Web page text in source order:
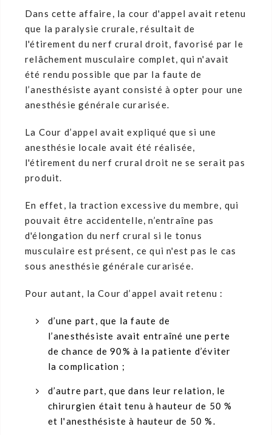
Dans cette affaire, la cour d'appel avait retenu
que la paralysie crurale, résultait de
l'étirement du nerf crural droit, favorisé par le
relâchement musculaire complet, qui n'avait
été rendu possible que par la faute de
l’anesthésiste ayant consisté à opter pour une
anesthésie générale curarisée.
La Cour d’appel avait expliqué que si une
anesthésie locale avait été réalisée,
l'étirement du nerf crural droit ne se serait pas
produit.
En effet, la traction excessive du membre, qui
pouvait être accidentelle, n’entraîne pas
d'élongation du nerf crural si le tonus
musculaire est présent, ce qui n'est pas le cas
sous anesthésie générale curarisée.
Pour autant, la Cour d’appel avait retenu :
d’une part, que la faute de
l’anesthésiste avait entraîné une perte
de chance de 90% à la patiente d’éviter
la complication ;
d’autre part, que dans leur relation, le
chirurgien était tenu à hauteur de 50 %
et l'anesthésiste à hauteur de 50 %.